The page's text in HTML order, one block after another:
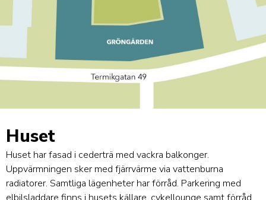
Huset
Huset har fasad i cederträ med vackra balkonger.
Uppvärmningen sker med fjärrvärme via vattenburna
radiatorer. Samtliga lägenheter har förråd. Parkering med